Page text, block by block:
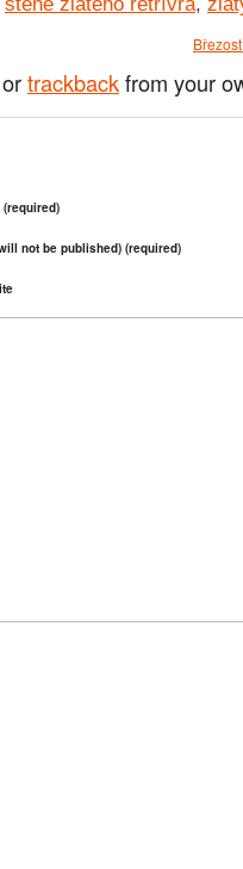
trackbackfrom your
(required)
not be published) (required)